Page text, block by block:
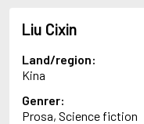
Abbey, Kieran
Abbot, Anthony
Abbott, John
Abbott, Megan
Abdel-Fattah, Randa
Abdolah, Kader
Abé, Kobo
Liu Cixin
Land/region:
Kina
Genrer:
Prosa, Science fiction